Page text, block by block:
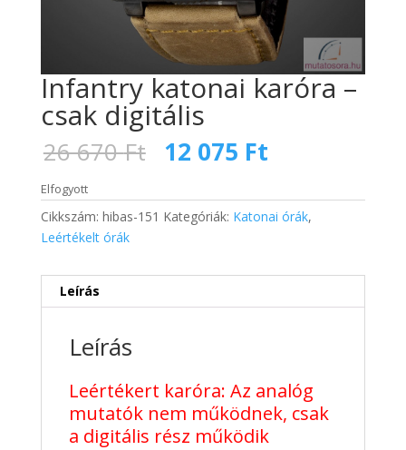
Infantry katonai karóra –
csak digitális
26 670Ft Original
price
was:
26
670 Ft.
12 075 Ft
is:
12
075 Ft.
Elfogyott
Cikkszám: hibas-151 Kategóriák: Katonai órák,
Leértékelt órák
Leírás
Leírás
Leértékert karóra: Az analóg
mutatók nem működnek, csak
a digitális rész működik